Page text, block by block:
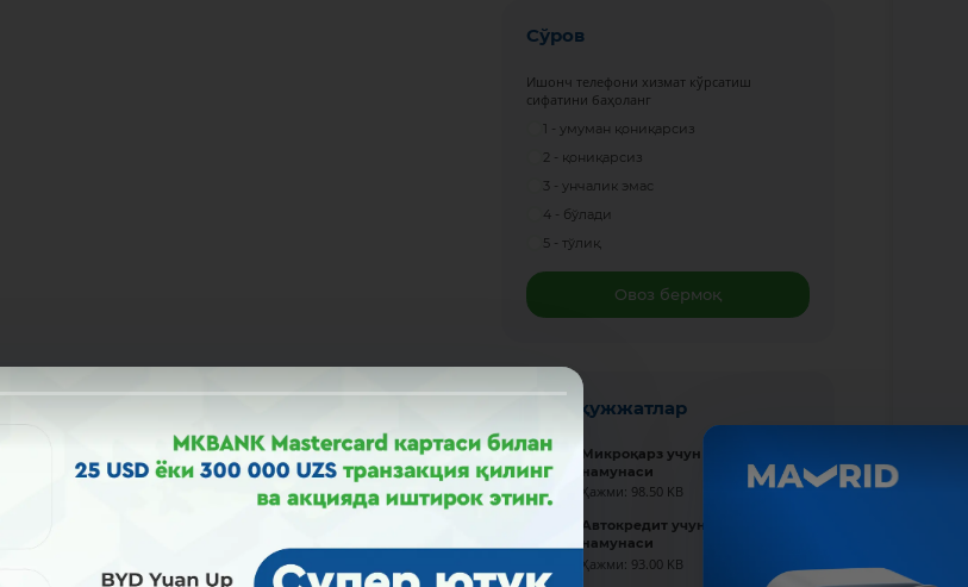
Сўров
Ишонч телефони хизмат кўрсатиш
сифатини баҳоланг
1 - умуман қониқарсиз
2 - қониқарсиз
3 - унчалик эмас
4 - бўлади
5 - тўлиқ
Овоз бермоқ
Янги ҳужжатлар
Микроқарз учун шартнома
намунаси
Ҳажми: 98.50 KB
Автокредит учун шартнома
намунаси
Ҳажми: 93.00 KB